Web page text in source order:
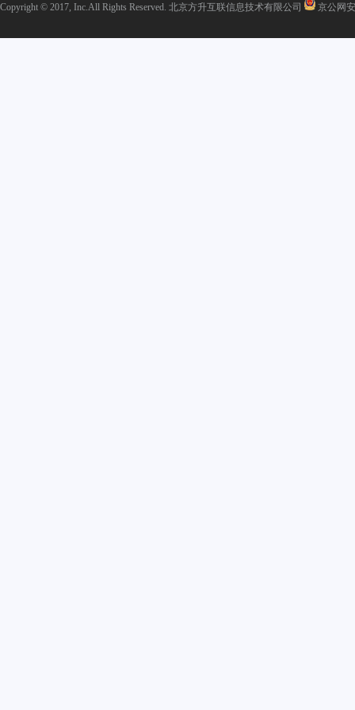
Copyright © 2017, Inc.All Rights Reserved. 北京方升互联信息技术有限公司 京公网